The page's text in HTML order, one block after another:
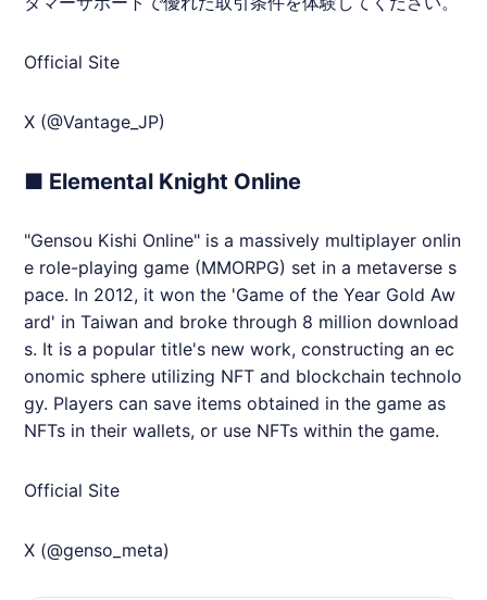
Official Site
X (@Vantage_JP)
■ Elemental Knight Online
"Gensou Kishi Online" is a massively multiplayer onlin
e role-playing game (MMORPG) set in a metaverse s
pace. In 2012, it won the 'Game of the Year Gold Aw
ard' in Taiwan and broke through 8 million download
s. It is a popular title's new work, constructing an ec
onomic sphere utilizing NFT and blockchain technolo
gy. Players can save items obtained in the game as
NFTs in their wallets, or use NFTs within the game.
Official Site
X (@genso_meta)